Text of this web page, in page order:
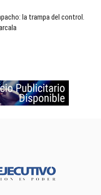
la trampa del control.